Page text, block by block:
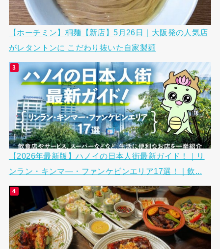
【ホーチミン】桐麺【新店】5月26日｜大阪発の人気店
がレタントンに こだわり抜いた自家製麺
【2026年最新版】ハノイの日本人街最新ガイド！｜リ
ンラン・キンマ―・ファンケビンエリア17選！｜飲...